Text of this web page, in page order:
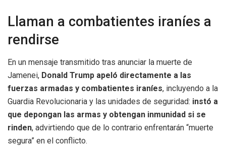
Llaman a combatientes iraníes a
rendirse
En un mensaje transmitido tras anunciar la muerte de
Jamenei, Donald Trump apeló directamente a las
fuerzas armadas y combatientes iraníes, incluyendo a la
Guardia Revolucionaria y las unidades de seguridad: instó a
que depongan las armas y obtengan inmunidad si se
rinden, advirtiendo que de lo contrario enfrentarán “muerte
segura” en el conflicto.